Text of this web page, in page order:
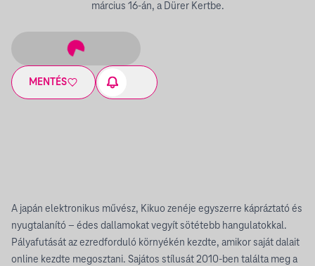
március 16-án, a Dürer Kertbe.
MENTÉS
A japán elektronikus művész, Kikuo zenéje egyszerre kápráztató és
nyugtalanító – édes dallamokat vegyít sötétebb hangulatokkal.
Pályafutását az ezredforduló környékén kezdte, amikor saját dalait
online kezdte megosztani. Sajátos stílusát 2010-ben találta meg a